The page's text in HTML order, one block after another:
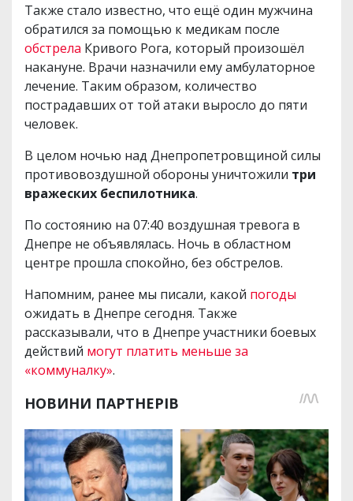
Также стало известно, что ещё один мужчина
обратился за помощью к медикам после
обстрела Кривого Рога, который произошёл
накануне. Врачи назначили ему амбулаторное
лечение. Таким образом, количество
пострадавших от той атаки выросло до пяти
человек.
В целом ночью над Днепропетровщиной силы
противовоздушной обороны уничтожили три
вражеских беспилотника.
По состоянию на 07:40 воздушная тревога в
Днепре не объявлялась. Ночь в областном
центре прошла спокойно, без обстрелов.
Напомним, ранее мы писали, какой погоды
ожидать в Днепре сегодня. Также
рассказывали, что в Днепре участники боевых
действий могут платить меньше за
«коммуналку».